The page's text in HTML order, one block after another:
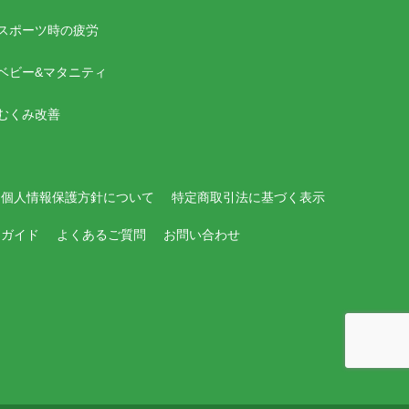
ポーツ時の疲労
ビー&マタニティ
くみ改善
個人情報保護方針について 特定商取引法に基づく表示
イド よくあるご質問 お問い合わせ